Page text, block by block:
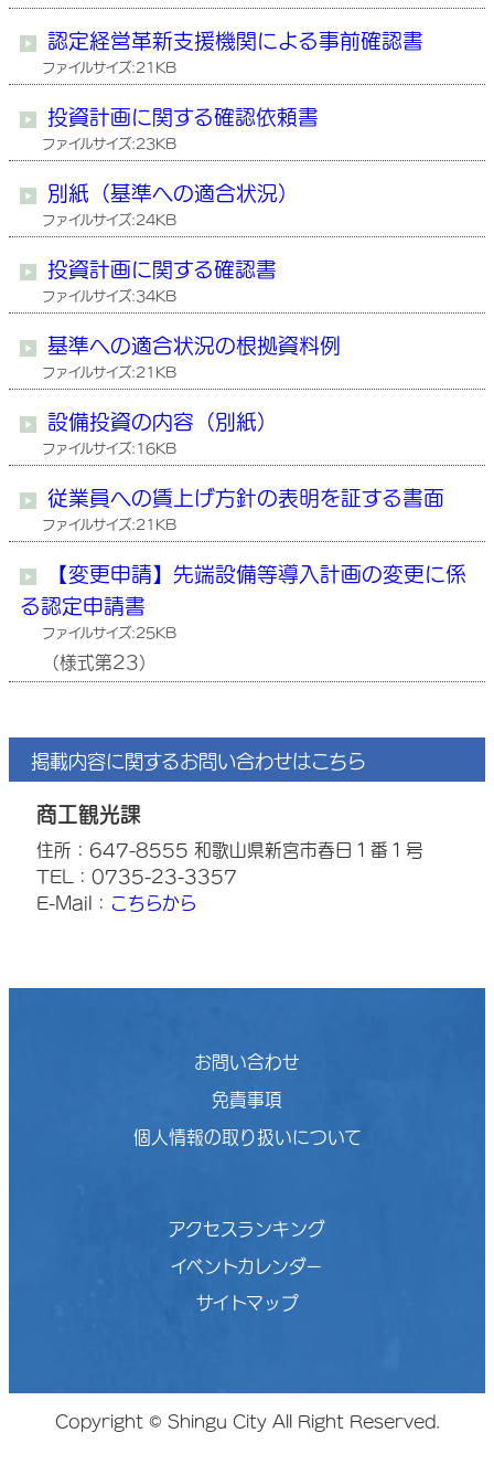
認定経営革新支援機関による事前確認書
ファイルサイズ:21KB
投資計画に関する確認依頼書
ファイルサイズ:23KB
別紙（基準への適合状況）
ファイルサイズ:24KB
投資計画に関する確認書
ファイルサイズ:34KB
基準への適合状況の根拠資料例
ファイルサイズ:21KB
設備投資の内容（別紙）
ファイルサイズ:16KB
従業員への賃上げ方針の表明を証する書面
ファイルサイズ:21KB
【変更申請】先端設備等導入計画の変更に係
る認定申請書
ファイルサイズ:25KB
（様式第23）
掲載内容に関するお問い合わせはこちら
商工観光課
住所：647-8555 和歌山県新宮市春日１番１号
TEL：0735-23-3357
E-Mail： こちらから
お問い合わせ
免責事項
個人情報の取り扱いについて
アクセスランキング
イベントカレンダー
サイトマップ
Copyright © Shingu City All Right Reserved.